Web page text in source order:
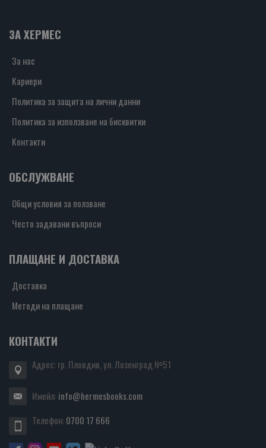
ЗА ХЕРМЕС
За нас
Кариери
Политика за защита на лични данни
Политика за използване на бисквитки
Контакти
ОБСЛУЖВАНЕ
Общи условия за ползване
Често задавани въпроси
ПЛАЩАНЕ И ДОСТАВКА
Доставка
Методи на плащане
КОНТАКТИ
Адрес: гр. Пловдив, ул. Лозенград №51
Имейл:info@hermesbooks.com
Телефон:0700 17 666